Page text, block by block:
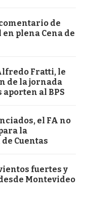
de
plena Cena de
Fratti, le
de la jornada
al BPS
el FA no
la
Cuentas
fuertes y
Montevideo